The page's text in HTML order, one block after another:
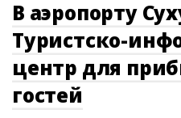
В аэропорту
Туристско-
центр для
гостей